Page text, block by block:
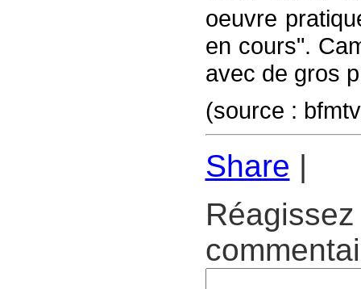
oeuvre
en cours".
avec de gros
(source :
Share |